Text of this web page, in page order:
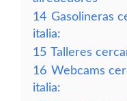
14 Gasolineras
italia:
15 Talleres
16 Webcams
italia: